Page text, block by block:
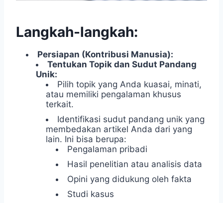
Langkah-langkah:
Persiapan (Kontribusi Manusia):
Tentukan Topik dan Sudut Pandang
Unik:
Pilih topik yang Anda kuasai, minati,
atau memiliki pengalaman khusus
terkait.
Identifikasi sudut pandang unik yang
membedakan artikel Anda dari yang
lain. Ini bisa berupa:
Pengalaman pribadi
Hasil penelitian atau analisis data
Opini yang didukung oleh fakta
Studi kasus